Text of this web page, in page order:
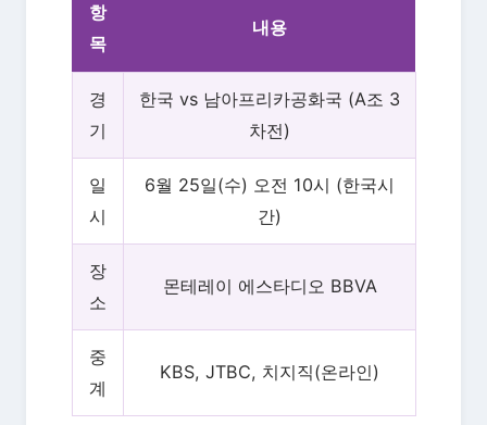
항
목
내용
경
기
한국 vs 남아프리카공화국 (A조 3
차전)
일
시
6월 25일(수) 오전 10시 (한국시
간)
장
소
몬테레이 에스타디오 BBVA
중
계
KBS, JTBC, 치지직(온라인)